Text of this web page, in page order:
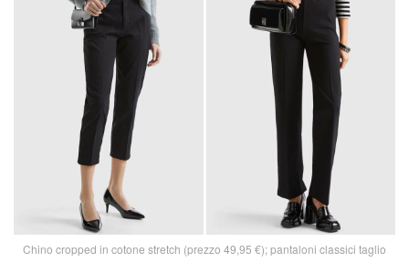
Chino cropped in cotone stretch (prezzo 49,95 €); pantaloni classici taglio